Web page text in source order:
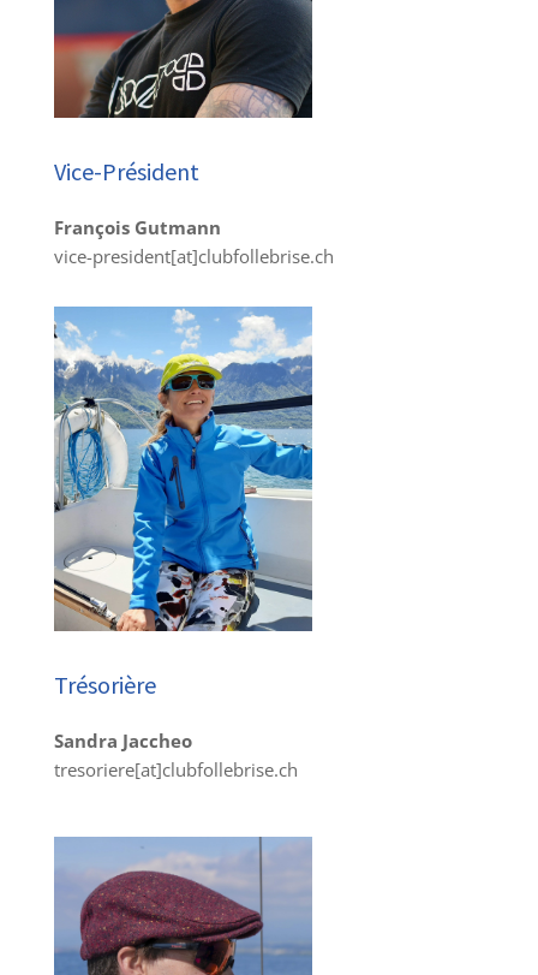
Vice-Président
François Gutmann
vice-president[at]clubfollebrise.ch
Trésorière
Sandra Jaccheo
tresoriere[at]clubfollebrise.ch